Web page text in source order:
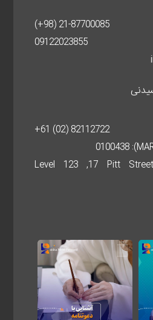
(+98) 21-87700085
09122023855
+61 (02) 82112722
Level 123 ,17 Pitt